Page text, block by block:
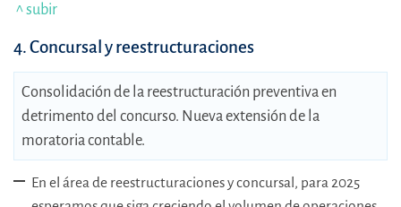
^ subir
4. Concursal y reestructuraciones
Consolidación de la reestructuración preventiva en
detrimento del concurso. Nueva extensión de la
moratoria contable.
En el área de reestructuraciones y concursal, para 2025